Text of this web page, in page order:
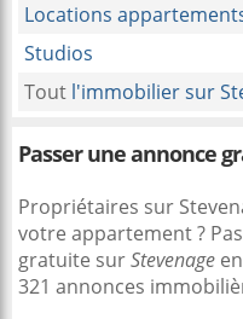
Locations
Studios
Tout l'immobilier sur
Passer une annonce
Propriétaires sur
votre appartement ?
gratuite surStevenage
321 annonces